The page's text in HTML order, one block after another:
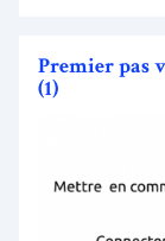
Premier pas
(1)